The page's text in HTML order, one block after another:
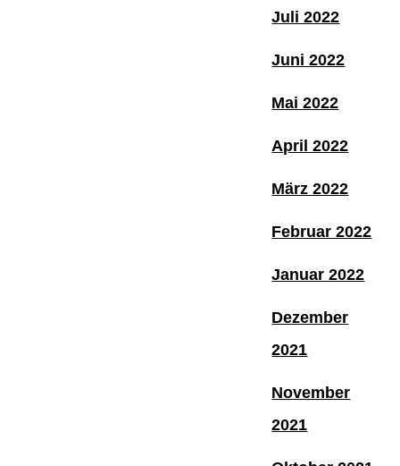
Juli 2022
Juni 2022
Mai 2022
April 2022
März 2022
Februar 2022
Januar 2022
Dezember
2021
November
2021